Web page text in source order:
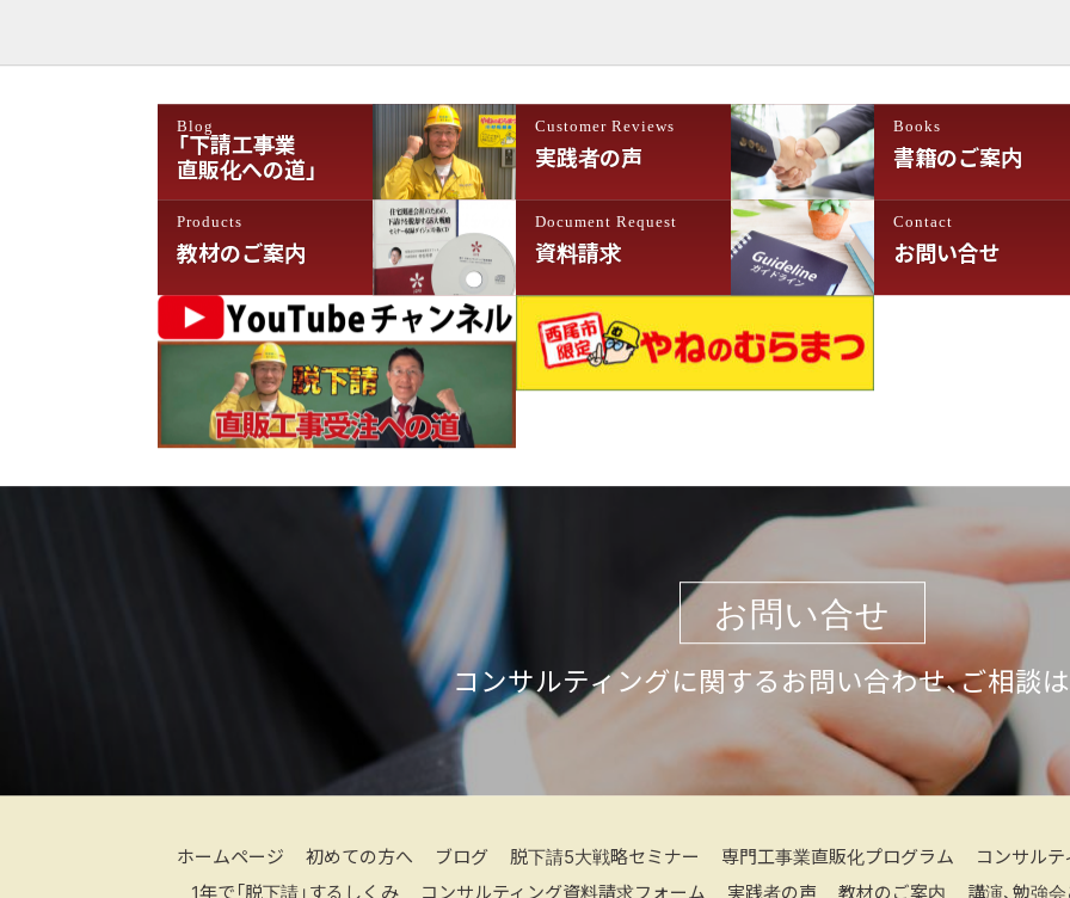
Blog
「下請工事業
直販化への道」
Customer Reviews
実践者の声
Books
書籍のご案内
Products
教材のご案内
Document Request
資料請求
Contact
お問い合せ
お問い合せ
コンサルティングに関するお問い合わせ、ご相談
ホームページ 初めての方へ ブログ 脱下請5大戦略セミナー 専門工事業直販化プログラム コンサル
1年で「脱下請」するしくみ
コンサルティング資料請求フォーム 実践者の声 教材のご案内 講演、勉強